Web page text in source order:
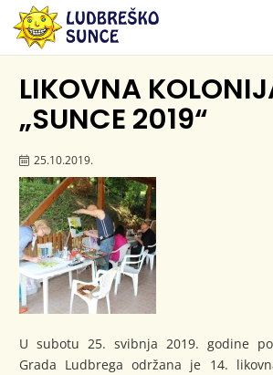
LIKOVNA
„SUNCE 2019“
25.10.2019.
U subotu 25. svibnja 2019. godine
Grada Ludbrega održana je 14.